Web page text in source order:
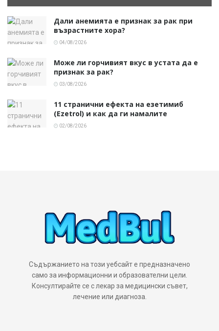
Дали анемията е признак за рак при
възрастните хора?
04/08/2026
Може ли горчивият вкус в устата да е
признак за рак?
03/08/2026
11 странични ефекта на езетимиб
(Ezetrol) и как да ги намалите
02/08/2026
Съдържанието на този уебсайт е предназначено
само за информационни и образователни цели.
Консултирайте се с лекар за медицински съвет,
лечение или диагноза.